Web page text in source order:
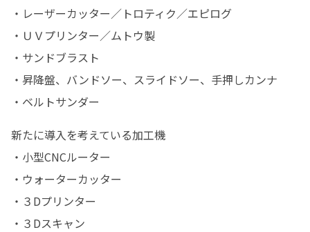
・レーザーカッター／トロティク／エピログ
・ＵＶプリンター／ムトウ製
・サンドブラスト
・昇降盤、バンドソー、スライドソー、手押しカンナ
・ベルトサンダー
新たに導入を考えている加工機
・小型CNCルーター
・ウォーターカッター
・３Dプリンター
・３Dスキャン